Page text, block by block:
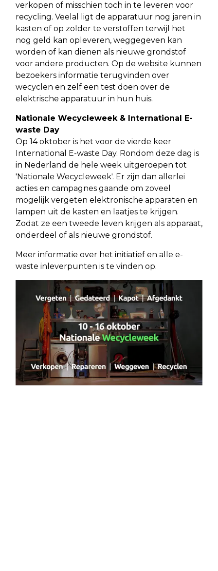
verkopen of misschien toch in te leveren voor
recycling. Veelal ligt de apparatuur nog jaren in
kasten of op zolder te verstoffen terwijl het
nog geld kan opleveren, weggegeven kan
worden of kan dienen als nieuwe grondstof
voor andere producten. Op de website kunnen
bezoekers informatie terugvinden over
wecyclen en zelf een test doen over de
elektrische apparatuur in hun huis.
Nationale Wecycleweek & International E-
waste Day
Op 14 oktober is het voor de vierde keer
International E-waste Day. Rondom deze dag is
in Nederland de hele week uitgeroepen tot
'Nationale Wecycleweek'. Er zijn dan allerlei
acties en campagnes gaande om zoveel
mogelijk vergeten elektronische apparaten en
lampen uit de kasten en laatjes te krijgen.
Zodat ze een tweede leven krijgen als apparaat,
onderdeel of als nieuwe grondstof.
Meer informatie over het initiatief en alle e-
waste inleverpunten is te vinden op.